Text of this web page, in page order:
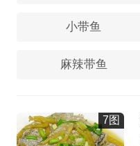
小带鱼
麻辣带鱼
7图